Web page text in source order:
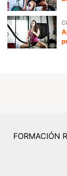
FORMACIÓN